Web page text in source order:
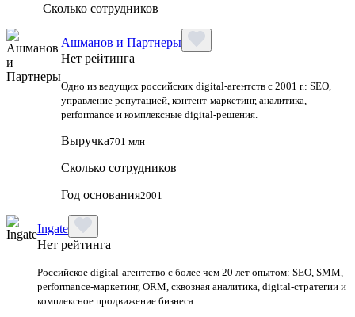
Сколько сотрудников
Ашманов и Партнеры
Нет рейтинга
Одно из ведущих российских digital-агентств с 2001 г.: SEO,
управление репутацией, контент-маркетинг, аналитика,
performance и комплексные digital-решения.
Выручка701 млн
Сколько сотрудников
Год основания2001
Ingate
Нет рейтинга
Российское digital-агентство с более чем 20 лет опытом: SEO, SMM,
performance-маркетинг, ORM, сквозная аналитика, digital-стратегии и
комплексное продвижение бизнеса.